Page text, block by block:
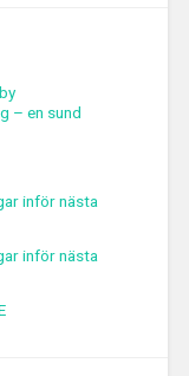
– en sund
inför nästa
inför nästa